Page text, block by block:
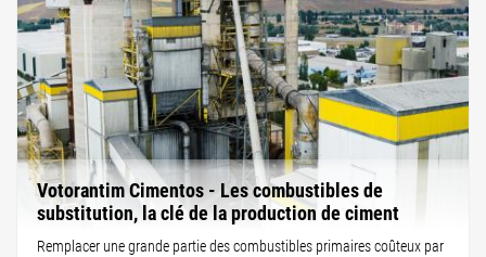
Votorantim Cimentos - Les combustibles de
substitution, la clé de la production de ciment
Remplacer une grande partie des combustibles primaires coûteux par